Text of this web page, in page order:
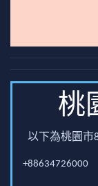
桃
以下為桃園市
+88634726000